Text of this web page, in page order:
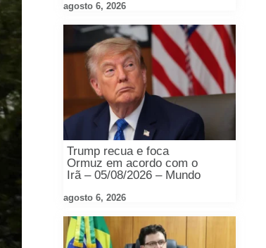
agosto 6, 2026
Trump recua e foca
Ormuz em acordo com o
Irã – 05/08/2026 – Mundo
agosto 6, 2026